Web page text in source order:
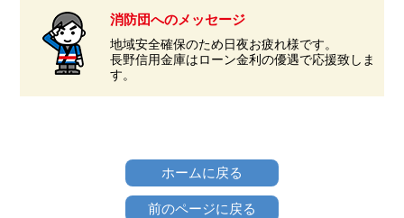
消防団へのメッセージ
地域安全確保のため日夜お疲れ様です。
長野信用金庫はローン金利の優遇で応援致しま
す。
ホームに戻る
前のページに戻る